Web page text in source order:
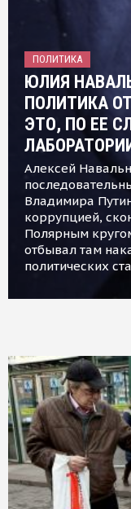
ПОЛИТИКА
ЮЛИЯ
ПОЛИТИКА
ЭТО, ПО ЕЕ
Алексей
Владимира
коррупцией,
Полярным
отбывал там
политических